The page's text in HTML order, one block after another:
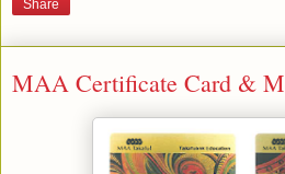
Share
MAA Certificate Card &